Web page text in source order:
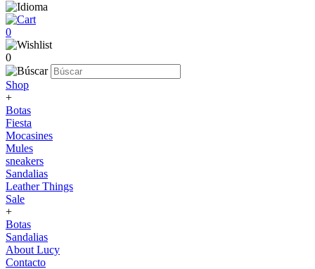
0
0
Shop
+
Botas
Fiesta
Mocasines
Mules
sneakers
Sandalias
Leather Things
Sale
+
Botas
Sandalias
About Lucy
Contacto